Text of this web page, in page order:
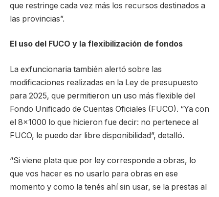
que restringe cada vez más los recursos destinados a
las provincias”.
El uso del FUCO y la flexibilización de fondos
La exfuncionaria también alertó sobre las
modificaciones realizadas en la Ley de presupuesto
para 2025, que permitieron un uso más flexible del
Fondo Unificado de Cuentas Oficiales (FUCO). “Ya con
el 8×1000 lo que hicieron fue decir: no pertenece al
FUCO, le puedo dar libre disponibilidad”, detalló.
“Si viene plata que por ley corresponde a obras, lo
que vos hacer es no usarlo para obras en ese
momento y como la tenés ahí sin usar, se la prestas al